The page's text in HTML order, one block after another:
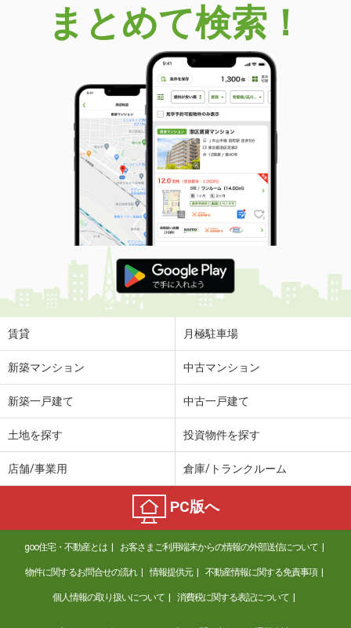
まとめて検索！
賃貸 月極駐車場
新築マンション 中古マンション
新築一戸建て 中古一戸建て
土地を探す 投資物件を探す
店舗/事業用 倉庫/トランクルーム
PC版へ
goo住宅・不動産とは お客さまご利用端末からの情報の外部送信について
物件に関するお問合せの流れ 情報提供元 不動産情報に関する免責事項
個人情報の取り扱いについて 消費税に関する表記について